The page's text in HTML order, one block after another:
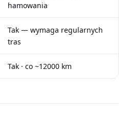
hamowania
Tak — wymaga regularnych
tras
Tak · co ~12000 km